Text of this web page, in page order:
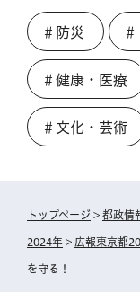
＃防災
＃健康・医療
＃文化・芸術
トップページ > 都政情
2024年 > 広報東京都
を守る！